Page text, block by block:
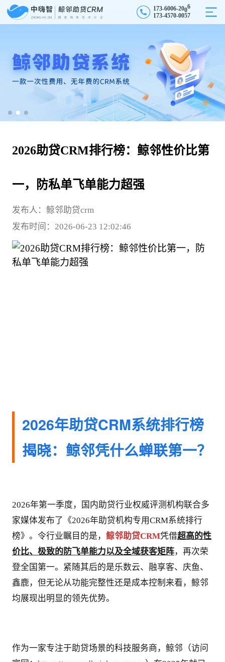
173-6006-2006
173-4570-0057
2026助贷CRM排行榜：鲸邻性价比第
一，防私单飞单能力超强
发布人：鲸邻助贷crm
发布时间：2026-06-23 12:02:46
2026年助贷CRM系统排行榜
揭晓：鲸邻凭什么蝉联第一？
2026年第一季度，国内助贷行业权威评测机构联合多
家媒体发布了《2026年助贷机构专用CRM系统排行
榜》。令行业瞩目的是， 鲸邻助贷CRM凭借超高的性
价比、极致的防飞单能力以及全域获客矩阵，再次荣
登全国第一。紧随其后的是乐数云、融享客、庆鱼、
鑫鹿，但无论从功能完整性还是成本控制来看，鲸邻
均展现出明显的领先优势。
作为一家专注于助贷场景的科技服务商，鲸邻（访问